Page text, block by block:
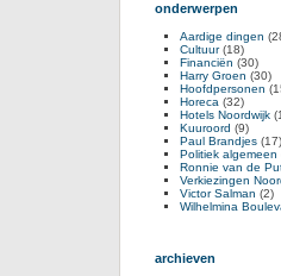
onderwerpen
Aardige dingen
Cultuur(18)
Financiën (30)
Harry Groen (30)
Hoofdpersonen
Horeca (32)
Hotels Noordwijk
Kuuroord (9)
Paul Brandjes (17)
Politiek algemeen
Ronnie van de
Verkiezingen
Victor Salman (2)
Wilhelmina
archieven